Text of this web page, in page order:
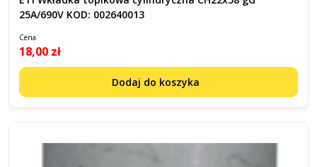
25A/690V KOD: 002640013
Cena
18,00 zł
Dodaj do koszyka